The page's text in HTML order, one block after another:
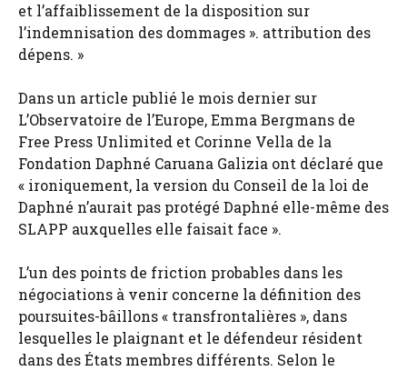
et l’affaiblissement de la disposition sur
l’indemnisation des dommages ». attribution des
dépens. »
Dans un article publié le mois dernier sur
L’Observatoire de l’Europe, Emma Bergmans de
Free Press Unlimited et Corinne Vella de la
Fondation Daphné Caruana Galizia ont déclaré que
« ironiquement, la version du Conseil de la loi de
Daphné n’aurait pas protégé Daphné elle-même des
SLAPP auxquelles elle faisait face ».
L’un des points de friction probables dans les
négociations à venir concerne la définition des
poursuites-bâillons « transfrontalières », dans
lesquelles le plaignant et le défendeur résident
dans des États membres différents. Selon le